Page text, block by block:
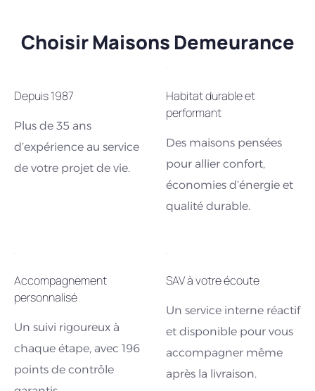
Choisir Maisons Demeurance
Depuis 1987
Plus de 35 ans
d’expérience au service
de votre projet de vie.
Habitat durable et
performant
Des maisons pensées
pour allier confort,
économies d’énergie et
qualité durable.
Accompagnement
personnalisé
Un suivi rigoureux à
chaque étape, avec 196
points de contrôle
SAV à votre écoute
Un service interne réactif
et disponible pour vous
accompagner même
après la livraison.